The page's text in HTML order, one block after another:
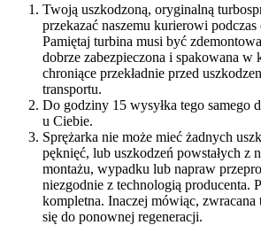
Twoją uszkodzoną, oryginalną
przekazać naszemu kurierowi podczas
Pamiętaj turbina musi być
dobrze zabezpieczona i spakowana w
chroniące przekładnie przed
transportu.
Do godziny 15 wysyłka tego samego
u Ciebie.
Sprężarka nie może mieć żadnych
pęknięć, lub uszkodzeń powstałych z
montażu, wypadku lub napraw
niezgodnie z technologią producenta.
kompletna. Inaczej mówiąc, zwracana
się do ponownej regeneracji.